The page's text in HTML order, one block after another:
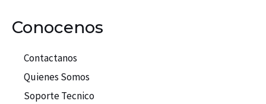
Conocenos
Contactanos
Quienes Somos
Soporte Tecnico